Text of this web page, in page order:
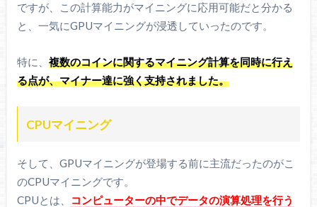
ですが、この計算能力がマイニングに応用可能だと分かる
と、一気にGPUマイニングが浸透していったのです。
特に、 複数のコインに関するマイニング計算を同時に行え
る点が、マイナー達に強く支持されました。
CPUマイニング
そして、GPUマイニングが登場する前に主流だったのがこ
のCPUマイニングです。
CPUとは、
コンピューターの中でデータの演算処理を行う